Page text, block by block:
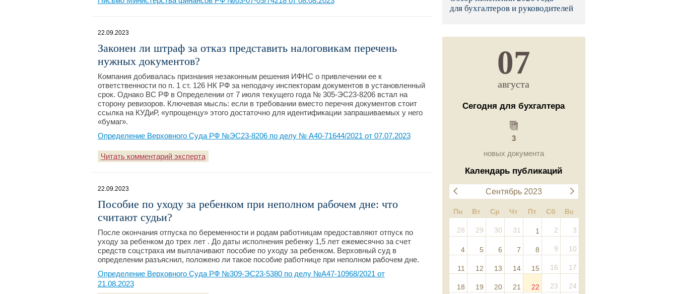
22.09.2023
Законен ли штраф за отказ представить налоговикам перечень
нужных документов?
Компания добивалась признания незаконным решения ИФНС о привлечении ее к
ответственности по п. 1 ст. 126 НК РФ за неподачу инспекторам документов в установленный
срок. Однако ВС РФ в Определении от 7 июля текущего года № 305-ЭС23-8206 встал на
сторону ревизоров. Ключевая мысль: если в требовании вместо перечня документов стоит
ссылка на КУДиР, «упрощенцу» этого достаточно для идентификации запрашиваемых у него
«бумаг».
Определение Верховного Суда РФ №ЭС23-8206 по делу № А40-71644/2021 от 07.07.2023
Читать комментарий эксперта
22.09.2023
Пособие по уходу за ребенком при неполном рабочем дне: что
считают судьи?
После окончания отпуска по беременности и родам работницам предоставляют отпуск по
уходу за ребенком до трех лет . До даты исполнения ребенку 1,5 лет ежемесячно за счет
средств соцстраха им выплачивают пособие по уходу за ребенком. Верховный суд в
определении разъяснил, положено ли такое пособие работнице при неполном рабочем дне.
Определение Верховного Суда РФ №309-ЭС23-5380 по делу №А47-10968/2021 от
21.08.2023
для бухгалтеров и руководителей
07
августа
Сегодня для бухгалтера
3
новых документа
Календарь публикаций
Сентябрь 2023
Пн Вт Ср Чт Пт Сб Вс
28 29 30 31 1 2 3
4 5 6 7 8 9 10
11 12 13 14 15 16 17
18 19 20 21 22 23 24